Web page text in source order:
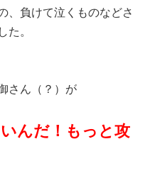
、負けて泣くものなどさ
た。
さん（？）が
んだ！もっと攻